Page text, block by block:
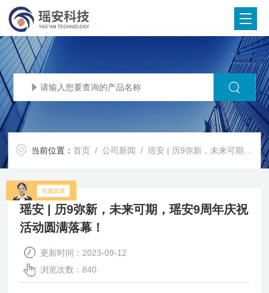
当前位置：首页 /公司新闻 / 瑶安 | 历9弥新，未来可期，瑶安9周年庆祝活动圆满落幕！
瑶安 | 历9弥新，未来可期，瑶安9周年庆祝
活动圆满落幕！
更新时间：2023-09-12
浏览次数：840